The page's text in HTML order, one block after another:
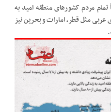
مردم کشورهای منطقه امید به
عربی مثل قطر، امارات و بحرین نیز